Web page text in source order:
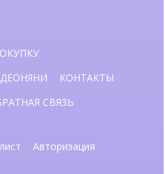
КОНТАКТЫ
СВЯЗЬ
Авторизация